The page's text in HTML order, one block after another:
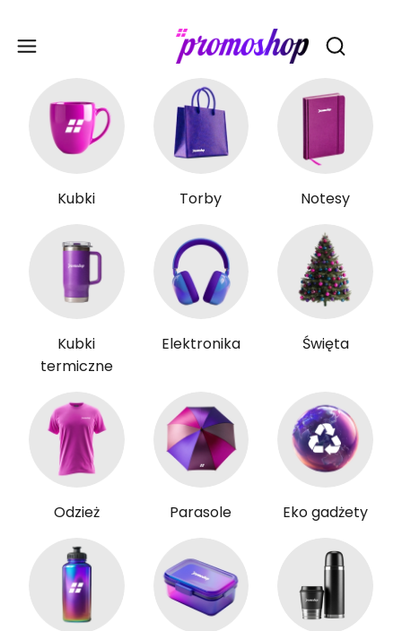
Otwórz
Kubki Torby Notesy
Kubki
termiczne
Elektronika Święta
Odzież Parasole Eko gadżety